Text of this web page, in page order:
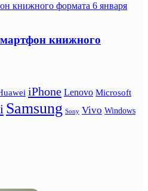
книжного формата 6 января
книжного
iPhone Lenovo Microsoft
Samsung Sony Vivo Windows